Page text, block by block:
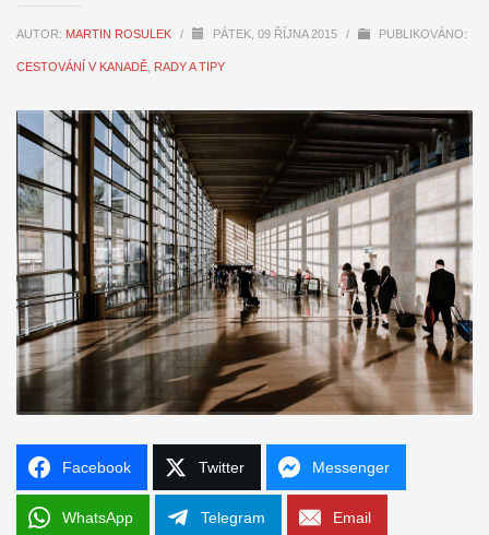
AUTOR: MARTIN ROSULEK / PÁTEK, 09 ŘÍJNA 2015 / PUBLIKOVÁNO:
CESTOVÁNÍ V KANADĚ RADY A TIPY
Facebook Twitter Messenger
WhatsApp Telegram Email